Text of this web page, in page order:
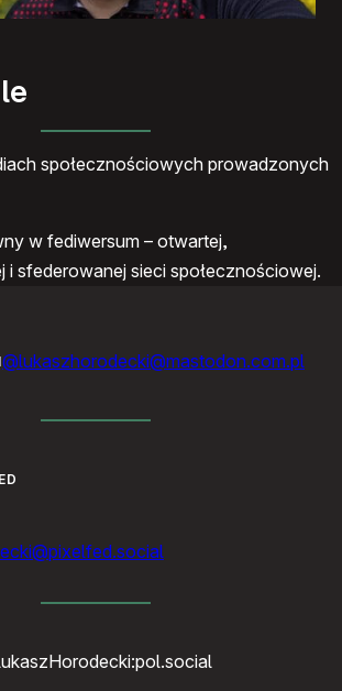
społecznościowych prowadzonych
w fediwersum – otwartej,
i sfederowanej sieci społecznościowej.
@lukaszhorodecki@mastodon.com.pl